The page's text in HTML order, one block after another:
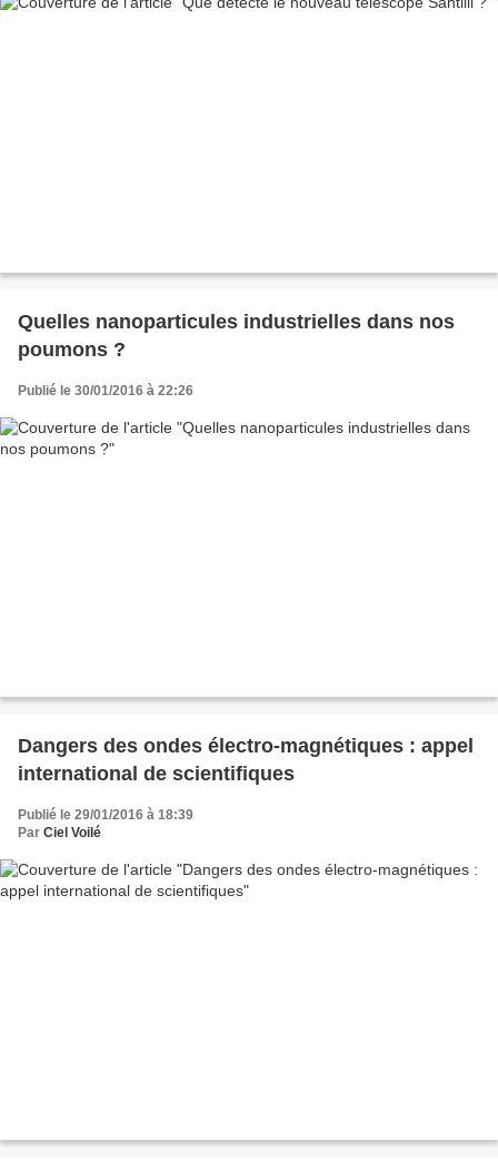
Quelles nanoparticules industrielles dans nos
poumons ?
Publié le 30/01/2016 à 22:26
Dangers des ondes électro-magnétiques : appel
international de scientifiques
Publié le 29/01/2016 à 18:39
Par Ciel Voilé